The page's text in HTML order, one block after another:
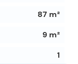
87 m²
9 m²
1